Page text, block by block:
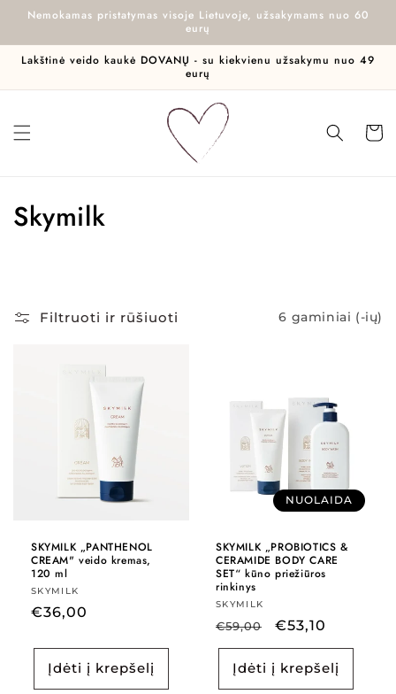
Eiti į
Nemokamas pristatymas visoje Lietuvoje, užsakymams nuo 60
eurų
Lakštinė veido kaukė DOVANŲ - su kiekvienu užsakymu nuo 49
eurų
K
e
Skymilk
Filtruoti ir rūšiuoti 6 gaminiai (-ių)
SKYMILK „PANTHENOL
CREAM" veido kremas,
120 ml
Tiekėjas:
SKYMILK
Įprasta
€36,00
Įdėti į krepšelį
NUOLAIDA
SKYMILK „PROBIOTICS &
CERAMIDE BODY CARE
SET“ kūno priežiūros
rinkinys
Tiekėjas:
SKYMILK
Įprasta
kaina
€59,00
Išpardavimo
kaina
€53,10
Įdėti į krepšelį